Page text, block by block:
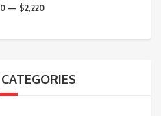
— $2,220